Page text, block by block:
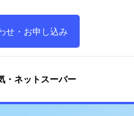
せ・お申し込み
・ネットスーパー